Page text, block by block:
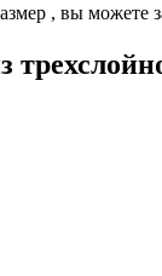
, вы можете